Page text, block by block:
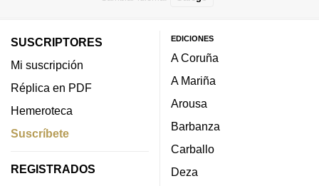
SUSCRIPTORES
Mi suscripción
Réplica en PDF
Hemeroteca
Suscríbete
REGISTRADOS
EDICIONES
A Coruña
A Mariña
Arousa
Barbanza
Carballo
Deza